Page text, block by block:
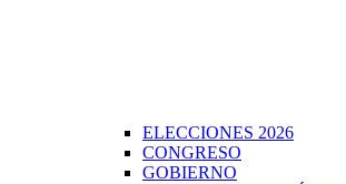
ELECCIONES 2026
CONGRESO
GOBIERNO